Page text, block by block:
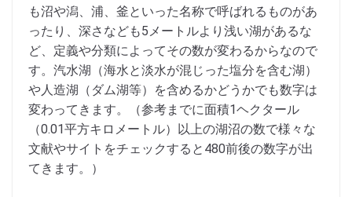
も沼や潟、浦、釜といった名称で呼ばれるものがあ
ったり、深さなども5メートルより浅い湖があるな
ど、定義や分類によってその数が変わるからなので
す。汽水湖（海水と淡水が混じった塩分を含む湖）
や人造湖（ダム湖等）を含めるかどうかでも数字は
変わってきます。（参考までに面積1ヘクタール
（0.01平方キロメートル）以上の湖沼の数で様々な
文献やサイトをチェックすると480前後の数字が出
てきます。）